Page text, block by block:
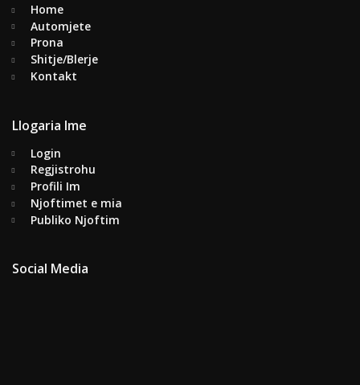
Home
Automjete
Prona
Shitje/Blerje
Kontakt
Llogaria Ime
Login
Regjistrohu
Profili Im
Njoftimet e mia
Publiko Njoftim
Social Media